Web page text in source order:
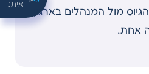
מול המנהלים בארגון
אחת.
איתנו